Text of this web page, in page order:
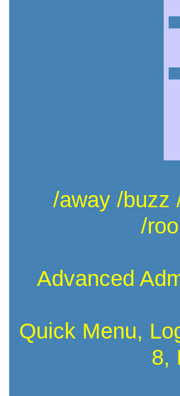
/away /buzz
/
Advanced
Quick Menu,
8,